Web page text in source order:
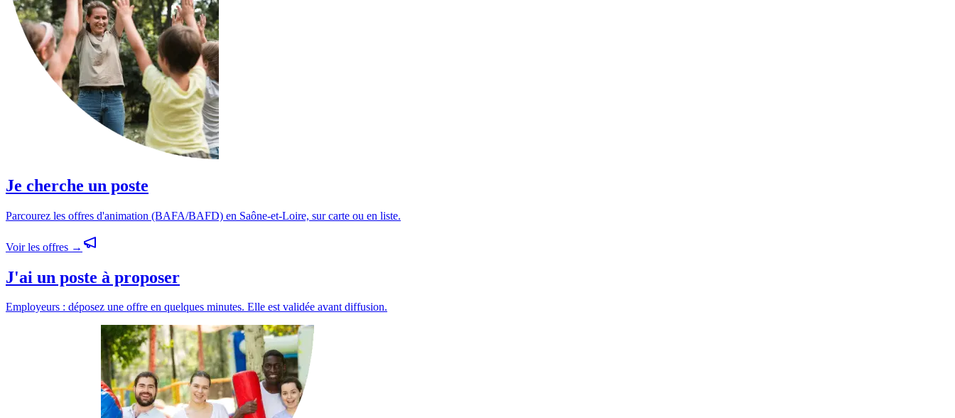
Je cherche un poste
Parcourez les offres d'animation (BAFA/BAFD) en Saône-et-Loire, sur carte ou en liste.
Voir les offres →
J'ai un poste à proposer
Employeurs : déposez une offre en quelques minutes. Elle est validée avant diffusion.